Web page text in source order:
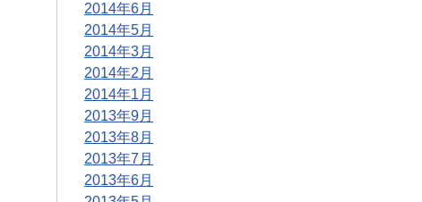
2014年6月
2014年5月
2014年3月
2014年2月
2014年1月
2013年9月
2013年8月
2013年7月
2013年6月